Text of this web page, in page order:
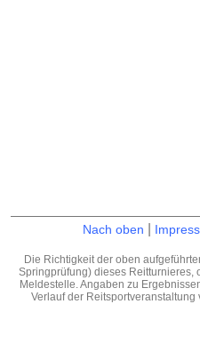
Nach oben
Die Richtigkeit der oben
Springprüfung) dieses Reitturnieres,
Meldestelle. Angaben zu
Verlauf der